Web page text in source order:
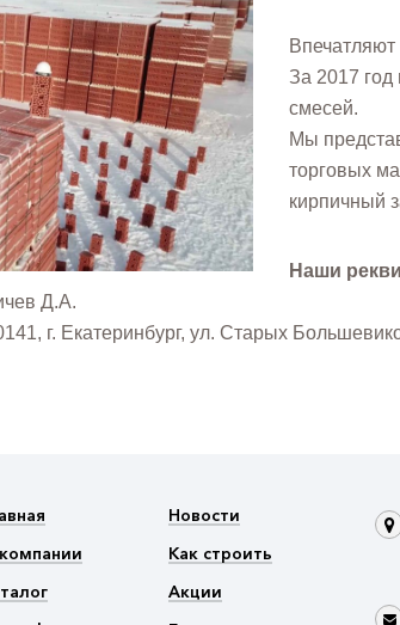
За 2017 год
смесей.
Мы
торговых
кирпичный
Наши
Д.А.
г. Екатеринбург, ул. Старых
Новости
Как строить
Акции